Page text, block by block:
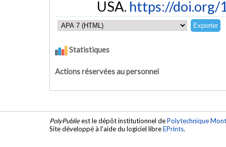
USA. https://doi.org/
Statistiques
Actions réservées au personnel
PolyPublieest le dépôt institutionnel dePolytechnique
Site développé à l'aide du logiciel libreEPrints.